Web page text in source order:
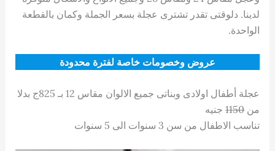
لدينا. دلوقتى تقدر تشترى عجلة بسعر الجملة وكمان بالقطعة
الواحدة.
عروض وخصومات خاصة لفترة محدودة
عجلة أطفال اولادى وبناتى جميع الالوان مقاس 12 بـ 825ج بدلا
من1150جنيه
تناسب الاطفال من سن 3 سنوات الى 5 سنوات